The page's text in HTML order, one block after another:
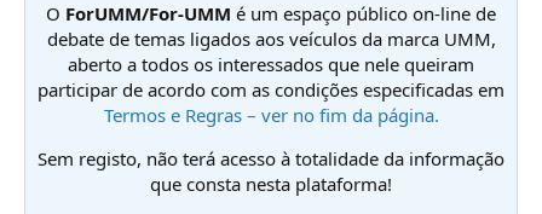
O ForUMM/For-UMM é um espaço público on-line de
debate de temas ligados aos veículos da marca UMM,
aberto a todos os interessados que nele queiram
participar de acordo com as condições especificadas em
Termos e Regras – ver no fim da página.
Sem registo, não terá acesso à totalidade da informação
que consta nesta plataforma!